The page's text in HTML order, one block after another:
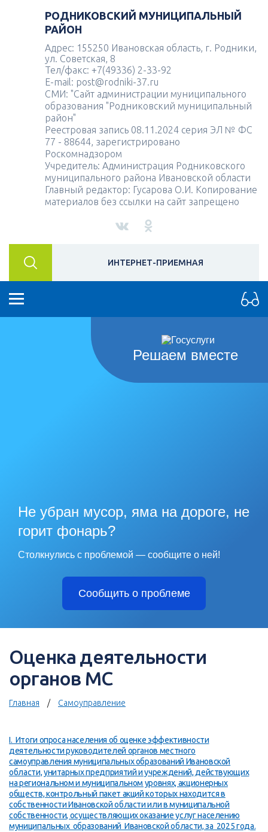
РОДНИКОВСКИЙ МУНИЦИПАЛЬНЫЙ
РАЙОН
Адрес: 155250 Ивановская область, г. Родники,
ул. Советская, 8
Тел/факс: +7(49336) 2-33-92
E-mail: post@rodniki-37.ru
СМИ: "Сайт администрации муниципального
образования "Родниковский муниципальный
район"
Реестровая запись 08.11.2024 серия ЭЛ № ФС
77 - 88644, зарегистрировано
Роскомнадзором
Учредитель: Администрация Родниковского
муниципального района Ивановской области
Главный редактор: Гусарова О.И. Копирование
материалов без ссылки на сайт запрещено
ИНТЕРНЕТ-ПРИЕМНАЯ
Решаем вместе
Не убран мусор, яма на дороге, не
горит фонарь?
Столкнулись с проблемой — сообщите о ней!
Сообщить о проблеме
Оценка деятельности
органов МС
Главная Самоуправление
I. Итоги опроса населения об оценке эффективности
деятельности руководителей органов местного
самоуправления муниципальных образований Ивановской
области, унитарных предприятий и учреждений, действующих
на региональном и муниципальном уровнях, акционерных
обществ, контрольный пакет акций которых находится в
собственности Ивановской области или в муниципальной
собственности, осуществляющих оказание услуг населению
муниципальных образований Ивановской области, за 2025 года.